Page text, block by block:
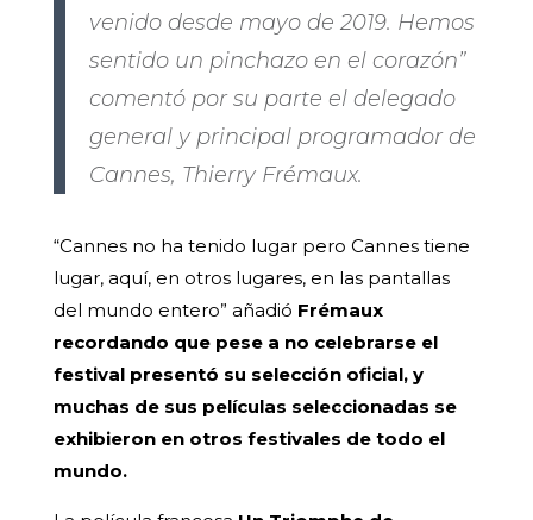
venido desde mayo de 2019. Hemos
sentido un pinchazo en el corazón”
comentó por su parte el delegado
general y principal programador de
Cannes, Thierry Frémaux.
“Cannes no ha tenido lugar pero Cannes tiene
lugar, aquí, en otros lugares, en las pantallas
del mundo entero” añadió Frémaux
recordando que pese a no celebrarse el
festival presentó su selección oficial, y
muchas de sus películas seleccionadas se
exhibieron en otros festivales de todo el
mundo.